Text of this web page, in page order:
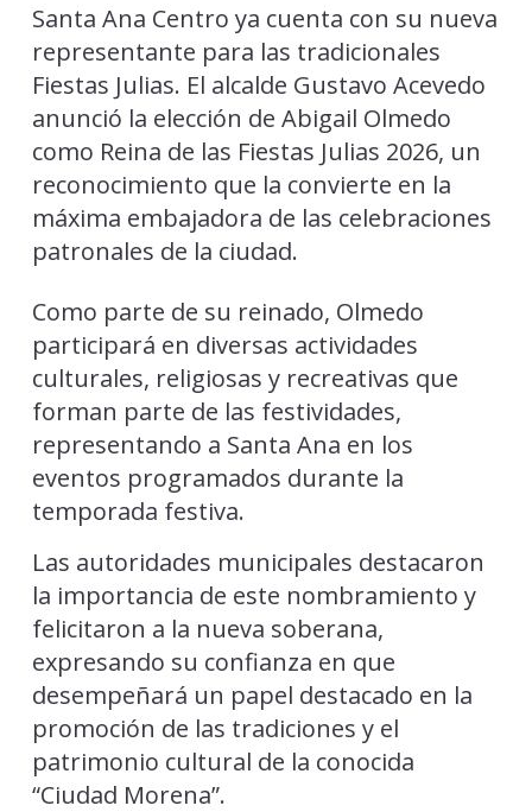
Santa Ana Centro ya cuenta con su nueva
representante para las tradicionales
Fiestas Julias. El alcalde Gustavo Acevedo
anunció la elección de Abigail Olmedo
como Reina de las Fiestas Julias 2026, un
reconocimiento que la convierte en la
máxima embajadora de las celebraciones
patronales de la ciudad.
Como parte de su reinado, Olmedo
participará en diversas actividades
culturales, religiosas y recreativas que
forman parte de las festividades,
representando a Santa Ana en los
eventos programados durante la
temporada festiva.
Las autoridades municipales destacaron
la importancia de este nombramiento y
felicitaron a la nueva soberana,
expresando su confianza en que
desempeñará un papel destacado en la
promoción de las tradiciones y el
patrimonio cultural de la conocida
“Ciudad Morena”.